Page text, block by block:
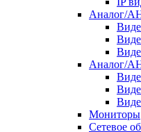
Аналог/
Аналог/
Мониторы
Сетевое